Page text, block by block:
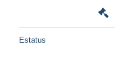
Deseleccionar todo
Estatus